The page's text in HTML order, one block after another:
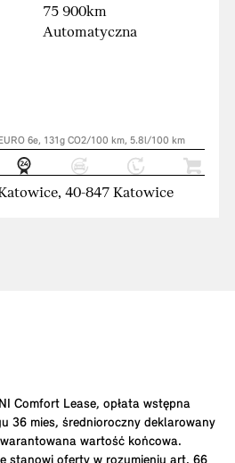
75 900km
Automatyczna
6e, 131g CO2/100 km, 5.8l/100 km
40-847 Katowice
Comfort Lease, opłata wstępna
36 mies, średnioroczny deklarowany
wartość końcowa.